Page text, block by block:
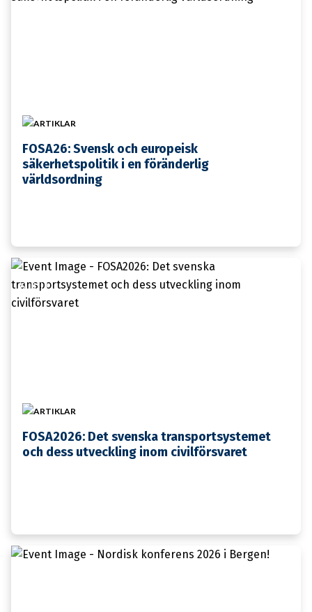
ARTIKLAR
FOSA26: Svensk och europeisk
säkerhetspolitik i en föränderlig
världsordning
6 JULI
ARTIKLAR
FOSA2026: Det svenska transportsystemet
och dess utveckling inom civilförsvaret